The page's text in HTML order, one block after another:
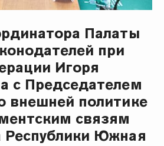
Палаты
при
Игоря
с Председателем
внешней политике
связям
Республики Южная